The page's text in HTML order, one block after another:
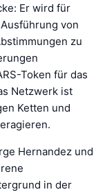
Er wird für
von
zu
Token für das
Netzwerk ist
Ketten und
Hernandez und
in der